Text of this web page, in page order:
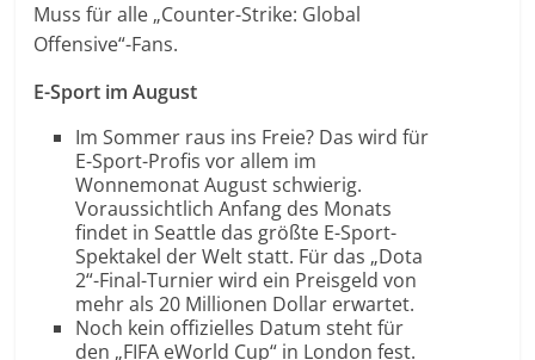
Muss für alle „Counter-Strike: Global
Offensive“-Fans.
E-Sport im August
Im Sommer raus ins Freie? Das wird für
E-Sport-Profis vor allem im
Wonnemonat August schwierig.
Voraussichtlich Anfang des Monats
findet in Seattle das größte E-Sport-
Spektakel der Welt statt. Für das „Dota
2“-Final-Turnier wird ein Preisgeld von
mehr als 20 Millionen Dollar erwartet.
Noch kein offizielles Datum steht für
den „FIFA eWorld Cup“ in London fest.